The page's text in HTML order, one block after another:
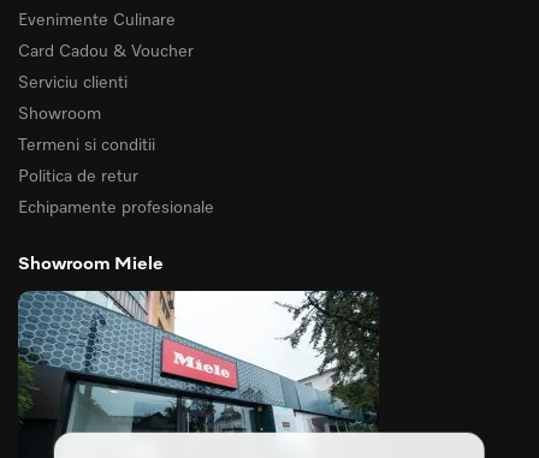
Evenimente Culinare
Card Cadou & Voucher
Serviciu clienti
Showroom
Termeni si conditii
Politica de retur
Echipamente profesionale
Showroom Miele